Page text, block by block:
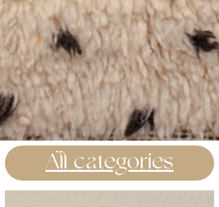
All categories